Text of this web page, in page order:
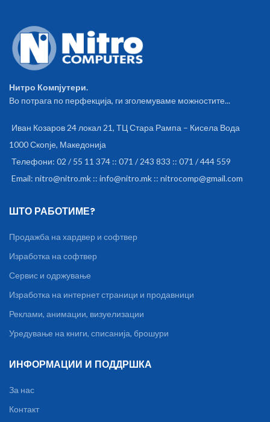
Нитро Компјутери.
Во потрага по перфекција, ги зголемуваме можностите...
Иван Козаров 24 локал 21, ТЦ Стара Рампа – Кисела Вода
1000 Скопје, Македонија
Телефони: 02 / 55 11 374 :: 071 / 243 833 :: 071 / 444 559
Email: nitro@nitro.mk :: info@nitro.mk :: nitrocomp@gmail.com
ШТО РАБОТИМЕ?
Продажба на хардвер и софтвер
Изработка на софтвер
Сервис и одржување
Изработка на интернет страници и продавници
Реклами, анимации, визуелизации
Уредување на книги, списанија, брошури
ИНФОРМАЦИИ И ПОДДРШКА
За нас
Контакт